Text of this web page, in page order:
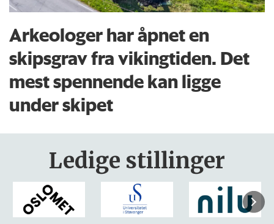
Arkeologer har åpnet en
skipsgrav fra vikingtiden. Det
mest spennende kan ligge
under skipet
Ledige stillinger